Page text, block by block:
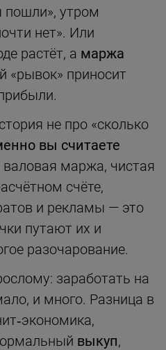
пошли», утром
нет». Или
растёт, а маржа
«рывок» приносит
не про «сколько
вы считаете
валовая маржа, чистая
счёте,
и рекламы — это
путают их и
разочарование.
заработать на
и много. Разница в
выкуп,